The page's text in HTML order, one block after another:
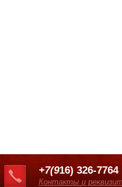
+7(916) 326-7764
Контакты и